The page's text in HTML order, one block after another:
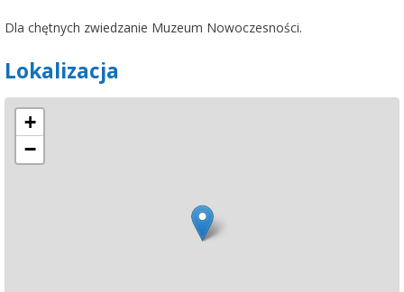
Dla chętnych zwiedzanie Muzeum Nowoczesności.
Lokalizacja
+
−